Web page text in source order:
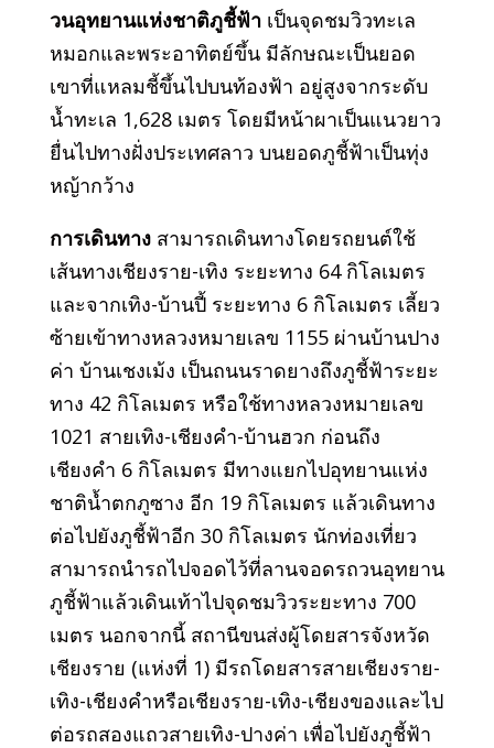
วนอุทยานแห่งชาติภูชี้ฟ้าเป็นจุดชมวิวทะเล
หมอกและพระอาทิตย์ขึ้น มีลักษณะเป็นยอด
เขาที่แหลมชี้ขึ้นไปบนท้องฟ้า อยู่สูงจากระดับ
น้ำทะเล 1,628 เมตร โดยมีหน้าผาเป็นแนวยาว
ยื่นไปทางฝั่งประเทศลาว บนยอดภูชี้ฟ้าเป็นทุ่ง
หญ้ากว้าง
การเดินทางสามารถเดินทางโดยรถยนต์ใช้
เส้นทางเชียงราย-เทิง ระยะทาง 64 กิโลเมตร
และจากเทิง-บ้านปี้ ระยะทาง 6 กิโลเมตร เลี้ยว
ซ้ายเข้าทางหลวงหมายเลข 1155 ผ่านบ้านปาง
ค่า บ้านเชงเม้ง เป็นถนนราดยางถึงภูชี้ฟ้าระยะ
ทาง 42 กิโลเมตร หรือใช้ทางหลวงหมายเลข
1021 สายเทิง-เชียงคำ-บ้านฮวก ก่อนถึง
เชียงคำ 6 กิโลเมตร มีทางแยกไปอุทยานแห่ง
ชาติน้ำตกภูซาง อีก 19 กิโลเมตร แล้วเดินทาง
ต่อไปยังภูชี้ฟ้าอีก 30 กิโลเมตร นักท่องเที่ยว
สามารถนำรถไปจอดไว้ที่ลานจอดรถวนอุทยาน
ภูชี้ฟ้าแล้วเดินเท้าไปจุดชมวิวระยะทาง 700
เมตร นอกจากนี้ สถานีขนส่งผู้โดยสารจังหวัด
เชียงราย (แห่งที่ 1) มีรถโดยสารสายเชียงราย-
เทิง-เชียงคำหรือเชียงราย-เทิง-เชียงของและไป
ต่อรถสองแถวสายเทิง-ปางค่า เพื่อไปยังภูชี้ฟ้า